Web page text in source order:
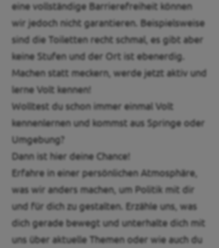
Transparenz
Datenschutz
Kontakt
eine vollständige Barrierefreiheit können
wir jedoch nicht garantieren. Beispielsweise
sind die Toiletten recht schmal, es gibt aber
keine Stufen und der Ort ist ebenerdig.
Machen statt meckern, werde jetzt aktiv und
lerne Volt kennen!
Wolltest du schon immer einmal Volt
kennenlernen und kommst aus Springe oder
Umgebung?
Dann ist hier deine Chance!
Erfahre in einer persönlichen Atmosphäre,
was wir anders machen, um Politik mit dir
und für dich zu gestalten. Erzähle uns, was
dich gerade bewegt und unterhalte dich mit
uns über aktuelle Themen oder wie auch du